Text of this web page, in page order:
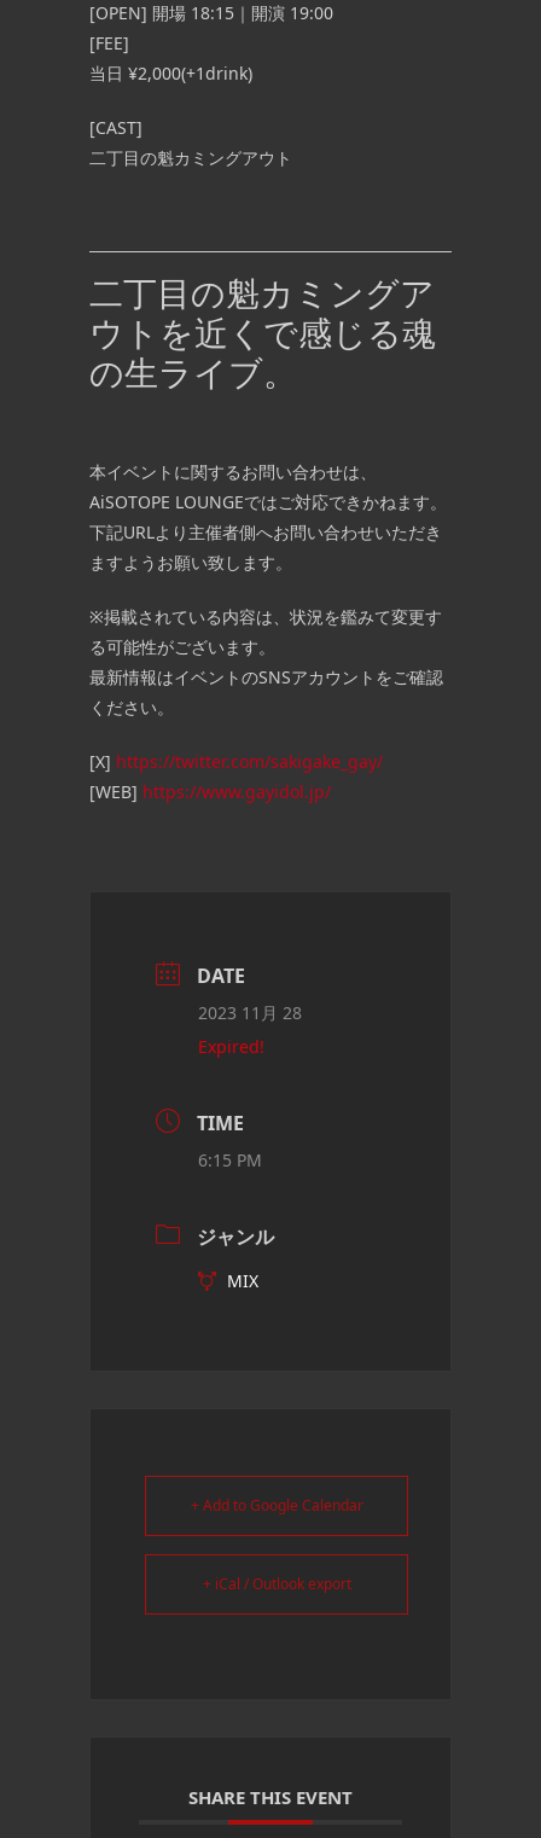
[OPEN] 開場 18:15｜開演 19:00
[FEE]
当日 ¥2,000(+1drink)
[CAST]
二丁目の魁カミングアウト
二丁目の魁カミングア
ウトを近くで感じる魂
の生ライブ。
本イベントに関するお問い合わせは、
AiSOTOPE LOUNGEではご対応できかねます。
下記URLより主催者側へお問い合わせいただき
ますようお願い致します。
※掲載されている内容は、状況を鑑みて変更す
る可能性がございます。
最新情報はイベントのSNSアカウントをご確認
ください。
[X] https://twitter.com/sakigake_gay/
[WEB] https://www.gayidol.jp/
DATE
2023 11月 28
Expired!
TIME
6:15 PM
ジャンル
MIX
+ Add to Google Calendar
+ iCal / Outlook export
SHARE THIS EVENT